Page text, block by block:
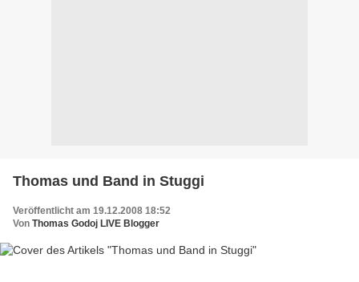
Thomas und Band in Stuggi
Veröffentlicht am 19.12.2008 18:52
Von Thomas Godoj LIVE Blogger